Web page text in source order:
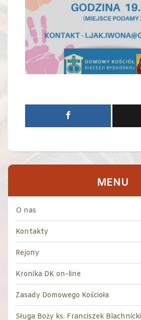
MENU
O nas
Kontakty
Rejony
Kronika DK on-line
Zasady Domowego Kościoła
Sługa Boży ks. Franciszek Blachnicki